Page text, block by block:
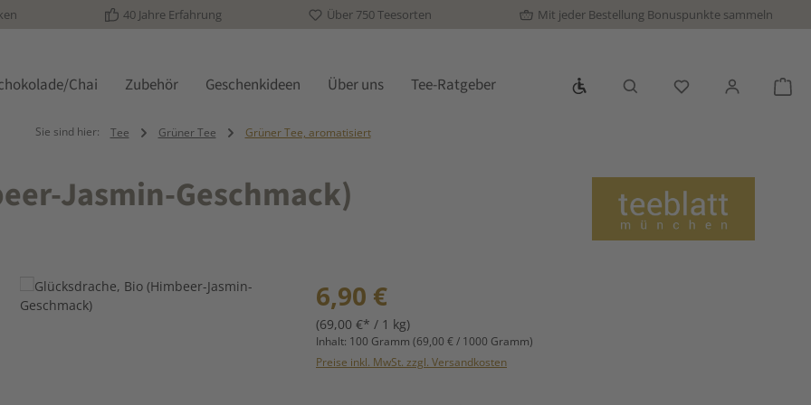
40 Jahre Erfahrung Über 750 Teesorten Mit jeder Bestellung Bonuspunkte sammeln
Chai Zubehör Geschenkideen Über uns Tee-Ratgeber Werkzeugleiste anzeigen
Du hast 0
Sie sind hier: Tee Grüner Tee Grüner Tee, aromatisiert
Jasmin-Geschmack)
Regulärer Preis:
6,90 €
(69,00 €* / 1 kg)
Inhalt: 100 Gramm (69,00 € / 1000 Gramm)
Preise inkl. MwSt. zzgl. Versandkosten